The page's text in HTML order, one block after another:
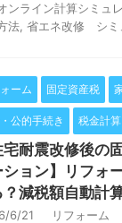
ンライン計算シミュ
法 省エネ改修 シミ
ーム 固定資産税
公的手続き 税金計
宅耐震改修後の
ション】リフォ
？減税額自動計
6/21 リフォーム